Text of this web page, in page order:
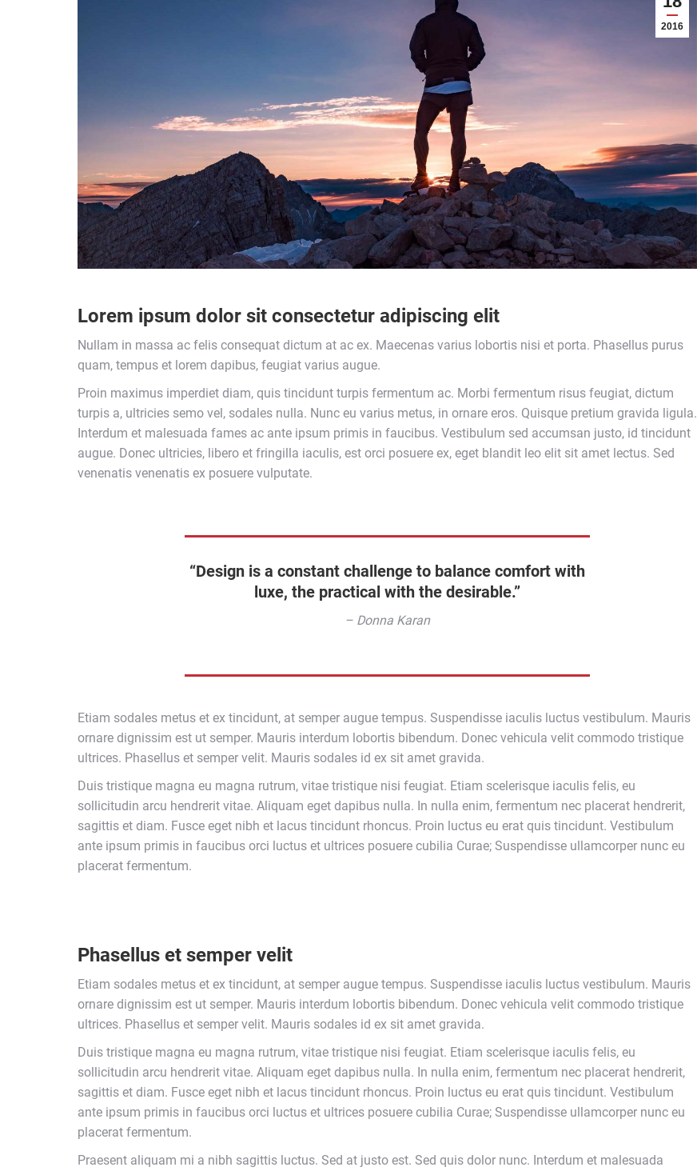
2016
Lorem ipsum dolor sit consectetur adipiscing elit
Nullam in massa ac felis consequat dictum at ac ex. Maecenas varius lobortis nisi et porta. Phasellus purus
quam, tempus et lorem dapibus, feugiat varius augue.
Proin maximus imperdiet diam, quis tincidunt turpis fermentum ac. Morbi fermentum risus feugiat, dictum
turpis a, ultricies semo vel, sodales nulla. Nunc eu varius metus, in ornare eros. Quisque pretium gravida ligula.
Interdum et malesuada fames ac ante ipsum primis in faucibus. Vestibulum sed accumsan justo, id tincidunt
augue. Donec ultricies, libero et fringilla iaculis, est orci posuere ex, eget blandit leo elit sit amet lectus. Sed
venenatis venenatis ex posuere vulputate.
“Design is a constant challenge to balance comfort with
luxe, the practical with the desirable.”
– Donna Karan
Etiam sodales metus et ex tincidunt, at semper augue tempus. Suspendisse iaculis luctus vestibulum. Mauris
ornare dignissim est ut semper. Mauris interdum lobortis bibendum. Donec vehicula velit commodo tristique
ultrices. Phasellus et semper velit. Mauris sodales id ex sit amet gravida.
Duis tristique magna eu magna rutrum, vitae tristique nisi feugiat. Etiam scelerisque iaculis felis, eu
sollicitudin arcu hendrerit vitae. Aliquam eget dapibus nulla. In nulla enim, fermentum nec placerat hendrerit,
sagittis et diam. Fusce eget nibh et lacus tincidunt rhoncus. Proin luctus eu erat quis tincidunt. Vestibulum
ante ipsum primis in faucibus orci luctus et ultrices posuere cubilia Curae; Suspendisse ullamcorper nunc eu
placerat fermentum.
Phasellus et semper velit
Etiam sodales metus et ex tincidunt, at semper augue tempus. Suspendisse iaculis luctus vestibulum. Mauris
ornare dignissim est ut semper. Mauris interdum lobortis bibendum. Donec vehicula velit commodo tristique
ultrices. Phasellus et semper velit. Mauris sodales id ex sit amet gravida.
Duis tristique magna eu magna rutrum, vitae tristique nisi feugiat. Etiam scelerisque iaculis felis, eu
sollicitudin arcu hendrerit vitae. Aliquam eget dapibus nulla. In nulla enim, fermentum nec placerat hendrerit,
sagittis et diam. Fusce eget nibh et lacus tincidunt rhoncus. Proin luctus eu erat quis tincidunt. Vestibulum
ante ipsum primis in faucibus orci luctus et ultrices posuere cubilia Curae; Suspendisse ullamcorper nunc eu
placerat fermentum.
Praesent aliquam mi a nibh sagittis luctus. Sed at justo est. Sed quis dolor nunc. Interdum et malesuada